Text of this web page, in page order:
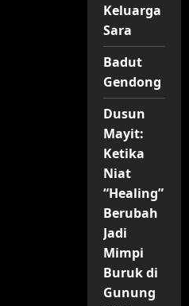
Keluarga
Sara
Badut
Gendong
Dusun
Mayit:
Ketika
Niat
“Healing”
Berubah
Jadi
Mimpi
Buruk di
Gunung